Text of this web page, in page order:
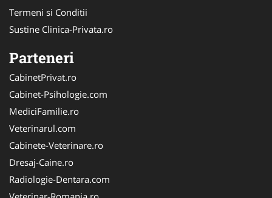
Termeni si Conditii
Sustine Clinica-Privata.ro
Parteneri
CabinetPrivat.ro
Cabinet-Psihologie.com
MediciFamilie.ro
Veterinarul.com
Cabinete-Veterinare.ro
Dresaj-Caine.ro
Radiologie-Dentara.com